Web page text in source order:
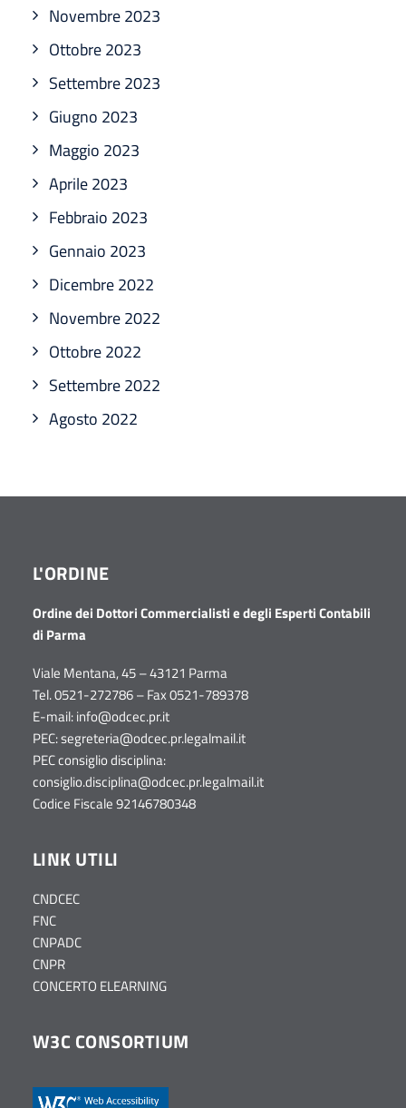
Novembre 2023
Ottobre 2023
Settembre 2023
Giugno 2023
Maggio 2023
Aprile 2023
Febbraio 2023
Gennaio 2023
Dicembre 2022
Novembre 2022
Ottobre 2022
Settembre 2022
Agosto 2022
L'ORDINE
Ordine dei Dottori Commercialisti e degli Esperti Contabili
di Parma
Viale Mentana, 45 – 43121 Parma
Tel. 0521-272786 – Fax 0521-789378
E-mail:info@odcec.pr.it
PEC:segreteria@odcec.pr.legalmail.it
PEC consiglio disciplina:
consiglio.disciplina@odcec.pr.legalmail.it
Codice Fiscale 92146780348
LINK UTILI
CNDCEC
FNC
CNPADC
CNPR
CONCERTO ELEARNING
W3C CONSORTIUM